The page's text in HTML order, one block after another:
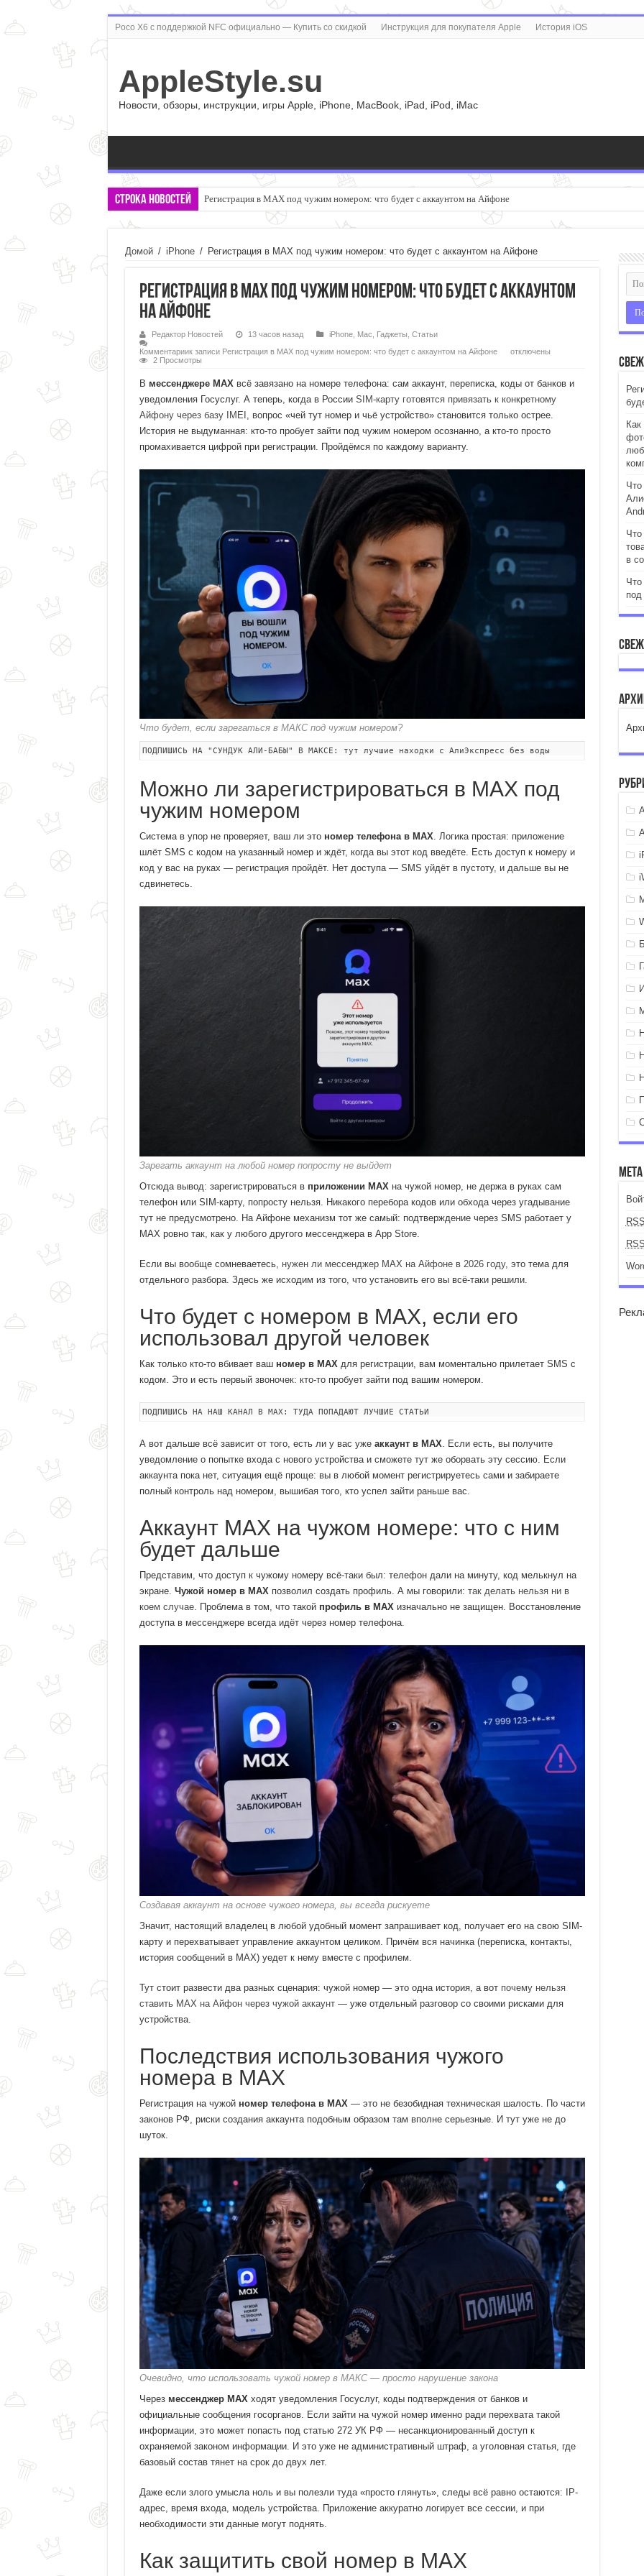
Poco X6 с поддержкой NFC официально — Купить со скидкой Инструкция для покупателя Apple История iOS
AppleStyle.su
Новости, обзоры, инструкции, игры Apple, iPhone, MacBook, iPad, iPod, iMac
Строка новостей Как настроить автоматическую загрузку фотографий и видео в «Google Фото» из любых папок на
Домой / iPhone / Регистрация в MAX под чужим номером: что будет с аккаунтом на Айфоне
Регистрация в MAX под чужим номером: что будет с аккаунтом
на Айфоне
Редактор Новостей 13 часов назад iPhone, Mac Гаджеты Статьи
Комментариик записи Регистрация в MAX под чужим номером: что будет с аккаунтом на Айфоне
отключены
2 Просмотры
В мессенджере MAXвсё завязано на номере телефона: сам аккаунт, переписка, коды от банков и
уведомления Госуслуг. А теперь, когда в России SIM-карту готовятся привязать к конкретному
Айфону через базу IMEI , вопрос «чей тут номер и чьё устройство» становится только острее.
История не выдуманная: кто-то пробует зайти под чужим номером осознанно, а кто-то просто
промахивается цифрой при регистрации. Пройдёмся по каждому варианту.
Что будет, если зарегаться в МАКС под чужим номером?
ПОДПИШИСЬ НА "СУНДУК АЛИ-БАБЫ" В МАКСЕ: тут лучшие находки с АлиЭкспресс без воды
Можно ли зарегистрироваться в MAX под
чужим номером
Система в упор не проверяет, ваш ли это номер телефона в MAX. Логика простая: приложение
шлёт SMS с кодом на указанный номер и ждёт, когда вы этот код введёте. Есть доступ к номеру и
код у вас на руках — регистрация пройдёт. Нет доступа — SMS уйдёт в пустоту, и дальше вы не
сдвинетесь.
Зарегать аккаунт на любой номер попросту не выйдет
Отсюда вывод: зарегистрироваться в приложении MAXна чужой номер, не держа в руках сам
телефон или SIM-карту, попросту нельзя. Никакого перебора кодов или обхода через угадывание
тут не предусмотрено. На Айфоне механизм тот же самый: подтверждение через SMS работает у
MAX ровно так, как у любого другого мессенджера в App Store.
Если вы вообще сомневаетесь, нужен ли мессенджер MAX на Айфоне в 2026 году, это тема для
отдельного разбора. Здесь же исходим из того, что установить его вы всё-таки решили.
Что будет с номером в MAX, если его
использовал другой человек
Как только кто-то вбивает ваш номер в MAXдля регистрации, вам моментально прилетает SMS с
кодом. Это и есть первый звоночек: кто-то пробует зайти под вашим номером.
ПОДПИШИСЬ НА НАШ КАНАЛ В MAX: ТУДА ПОПАДАЮТ ЛУЧШИЕ СТАТЬИ
А вот дальше всё зависит от того, есть ли у вас уже аккаунт в MAX. Если есть, вы получите
уведомление о попытке входа с нового устройства и сможете тут же оборвать эту сессию. Если
аккаунта пока нет, ситуация ещё проще: вы в любой момент регистрируетесь сами и забираете
полный контроль над номером, вышибая того, кто успел зайти раньше вас.
Аккаунт MAX на чужом номере: что с ним
будет дальше
Представим, что доступ к чужому номеру всё-таки был: телефон дали на минуту, код мелькнул на
экране. Чужой номер в MAXпозволил создать профиль. А мы говорили: так делать нельзя ни в
коем случае. Проблема в том, что такой профиль в MAXизначально не защищен. Восстановление
доступа в мессенджере всегда идёт через номер телефона.
Создавая аккаунт на основе чужого номера, вы всегда рискуете
Значит, настоящий владелец в любой удобный момент запрашивает код, получает его на свою SIM-
карту и перехватывает управление аккаунтом целиком. Причём вся начинка (переписка, контакты,
история сообщений в MAX) уедет к нему вместе с профилем.
Тут стоит развести два разных сценария: чужой номер — это одна история, а вот почему нельзя
ставить MAX на Айфон через чужой аккаунт— уже отдельный разговор со своими рисками для
устройства.
Последствия использования чужого
номера в MAX
Регистрация на чужой номер телефона в MAX — это не безобидная техническая шалость. По части
законов РФ, риски создания аккаунта подобным образом там вполне серьезные. И тут уже не до
шуток.
Очевидно, что использовать чужой номер в МАКС — просто нарушение закона
Через мессенджер MAXходят уведомления Госуслуг, коды подтверждения от банков и
официальные сообщения госорганов. Если зайти на чужой номер именно ради перехвата такой
информации, это может попасть под статью 272 УК РФ — несанкционированный доступ к
охраняемой законом информации. И это уже не административный штраф, а уголовная статья, где
базовый состав тянет на срок до двух лет.
Даже если злого умысла ноль и вы полезли туда «просто глянуть», следы всё равно остаются: IP-
адрес, время входа, модель устройства. Приложение аккуратно логирует все сессии, и при
необходимости эти данные могут поднять.
Как защитить свой номер в MAX
в
Что
Мета
RSS
RSS